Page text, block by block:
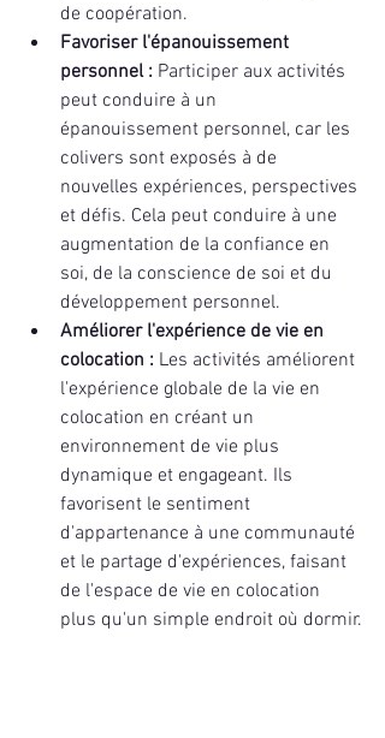
de coopération.
Favoriser l'épanouissement
personnel : Participer aux activités
peut conduire à un
épanouissement personnel, car les
colivers sont exposés à de
nouvelles expériences, perspectives
et défis. Cela peut conduire à une
augmentation de la confiance en
soi, de la conscience de soi et du
développement personnel.
Améliorer l'expérience de vie en
colocation : Les activités améliorent
l'expérience globale de la vie en
colocation en créant un
environnement de vie plus
dynamique et engageant. Ils
favorisent le sentiment
d'appartenance à une communauté
et le partage d'expériences, faisant
de l'espace de vie en colocation
plus qu'un simple endroit où dormir.